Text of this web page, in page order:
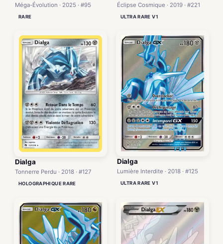
Méga-Évolution · 2025 · #95
RARE
Éclipse Cosmique · 2019 · #221
ULTRA RARE V1
Dialga
Tonnerre Perdu · 2018 · #127
HOLOGRAPHIQUE RARE
Dialga
Lumière Interdite · 2018 · #125
ULTRA RARE V1